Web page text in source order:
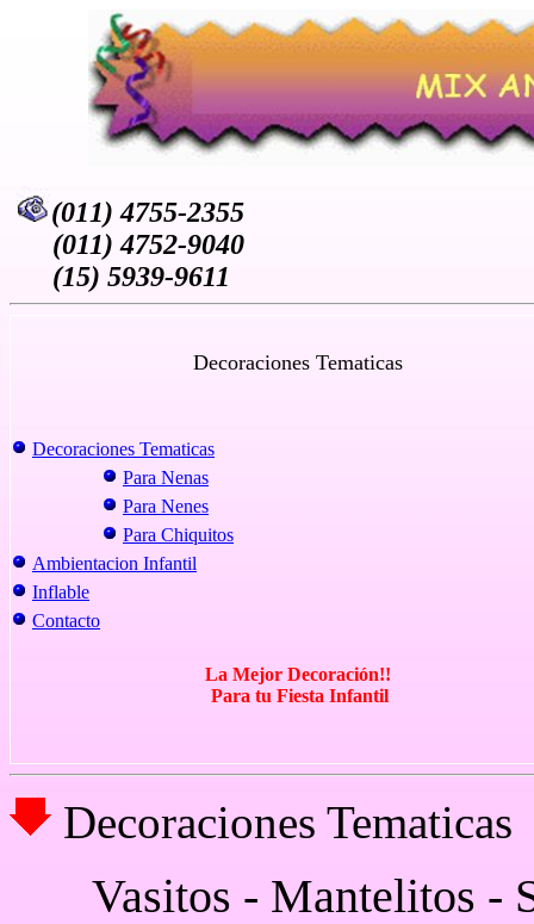
(011) 4755-2355
(011) 4752-9040
(15) 5939-9611
Decoraciones Tematicas
Decoraciones Tematicas
Para Nenas
Para Nenes
Para Chiquitos
Ambientacion Infantil
Inflable
Contacto
La Mejor Decoración!!
Para tu Fiesta Infantil
Decoraciones Tematicas
Vasitos - Mantelitos -